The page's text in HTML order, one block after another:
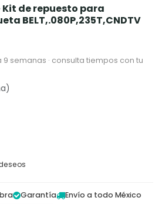
Kit de repuesto para
BELT,.080P,235T,CNDTV
semanas · consulta tiempos con tu
Garantía Envío a todo México